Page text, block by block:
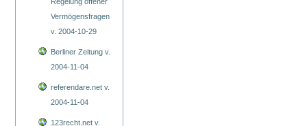
Vermögensfragen
v. 2004-10-29
Berliner Zeitung v.
2004-11-04
referendare.net v.
2004-11-04
123recht.net v.